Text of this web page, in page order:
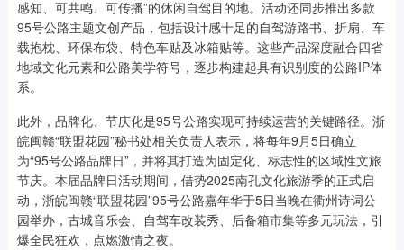
感知、可共鸣、可传播”的休闲自驾目的地。活动还同步推出多款
95号公路主题文创产品，包括设计感十足的自驾游路书、折扇、车
载抱枕、环保布袋、特色车贴及冰箱贴等。这些产品深度融合四省
地域文化元素和公路美学符号，逐步构建起具有识别度的公路IP体
系。
此外，品牌化、节庆化是95号公路实现可持续运营的关键路径。浙
皖闽赣“联盟花园”秘书处相关负责人表示，将每年9月5日确立
为“95号公路品牌日”，并将其打造为固定化、标志性的区域性文旅
节庆。本届品牌日活动期间，借势2025南孔文化旅游季的正式启
动，浙皖闽赣“联盟花园”95号公路嘉年华于5日当晚在衢州诗词公
园举办，古城音乐会、自驾车改装秀、后备箱市集等多元玩法，引
爆全民狂欢，点燃激情之夜。